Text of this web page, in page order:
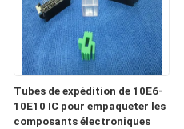
Tubes de expédition de 10E6-
10E10 IC pour empaqueter les
composants électroniques